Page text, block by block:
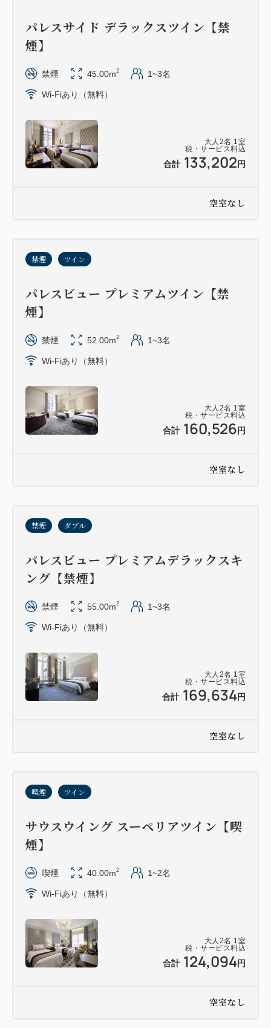
大人 2名 1 室
税・サービス料込
合計 133,202 円
パレスサイド デラックスツイン【禁
煙】
禁煙 45.00m2 1~3名
Wi-Fiあり（無料）
空室なし
大人 2名 1 室
税・サービス料込
合計 160,526 円
禁煙 ツイン
パレスビュー プレミアムツイン【禁
煙】
禁煙 52.00m2 1~3名
Wi-Fiあり（無料）
空室なし
大人 2名 1 室
税・サービス料込
合計 169,634円
禁煙 ダブル
パレスビュー プレミアムデラックスキ
ング【禁煙】
禁煙 55.00m2 1~3名
Wi-Fiあり（無料）
空室なし
大人 2名 1 室
税・サービス料込
合計 124,094円
喫煙 ツイン
サウスウイング スーペリアツイン【喫
煙】
喫煙 40.00m2 1~2名
Wi-Fiあり（無料）
空室なし